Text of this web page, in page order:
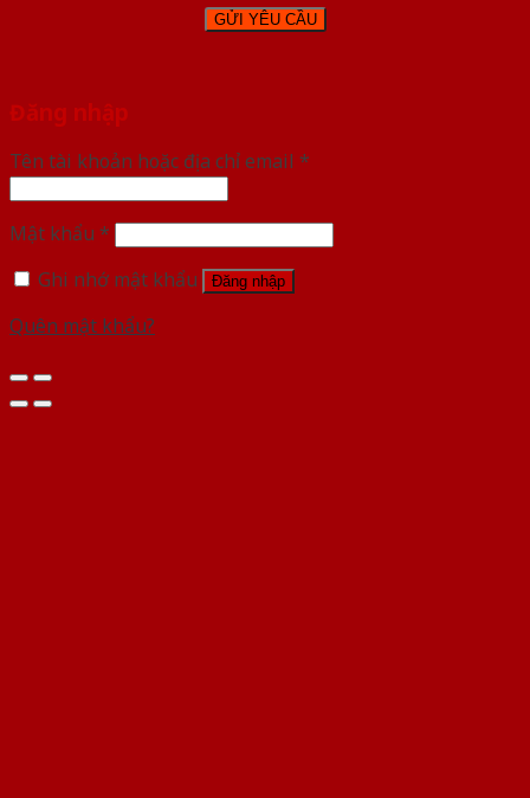
Đăng nhập
Tên tài khoản hoặc địa chỉ email *
Mật khẩu *
Ghi nhớ mật khẩu
Đăng nhập
Quên mật khẩu?